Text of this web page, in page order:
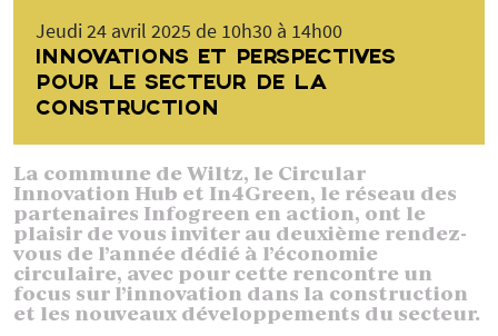
Jeudi 24 avril 2025 de 10h30 à 14h00
INNOVATIONS ET PERSPECTIVES
POUR LE SECTEUR DE LA
CONSTRUCTION
La commune de Wiltz, le Circular
Innovation Hub et In4Green, le réseau des
partenaires Infogreen en action, ont le
plaisir de vous inviter au deuxième rendez-
vous de l’année dédié à l’économie
circulaire, avec pour cette rencontre un
focus sur l’innovation dans la construction
et les nouveaux développements du secteur.